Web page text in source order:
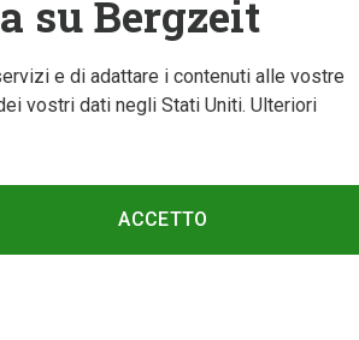
su Bergzeit
e di adattare i contenuti alle vostre
vostri dati negli Stati Uniti. Ulteriori
ACCETTO